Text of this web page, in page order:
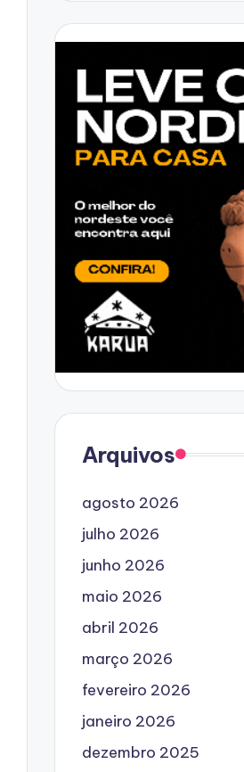
Arquivos
agosto 2026
julho 2026
junho 2026
maio 2026
abril 2026
março 2026
fevereiro 2026
janeiro 2026
dezembro 2025